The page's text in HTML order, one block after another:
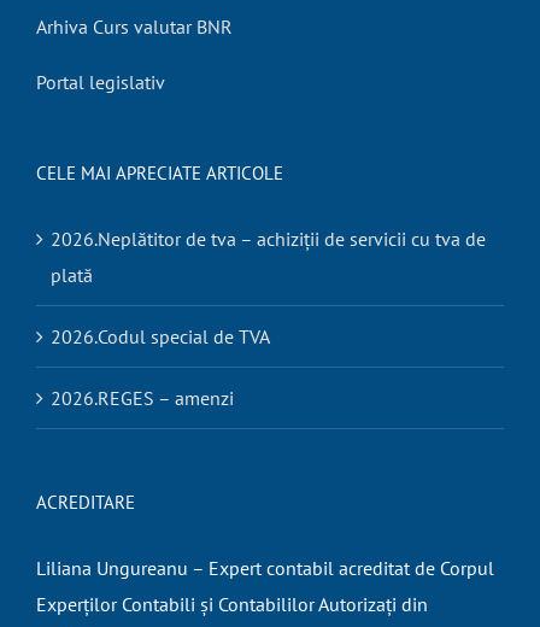
Arhiva Curs valutar BNR
Portal legislativ
CELE MAI APRECIATE ARTICOLE
2026.Neplătitor de tva – achiziții de servicii cu tva de
plată
2026.Codul special de TVA
2026.REGES – amenzi
ACREDITARE
Liliana Ungureanu – Expert contabil acreditat de Corpul
Experților Contabili și Contabililor Autorizați din